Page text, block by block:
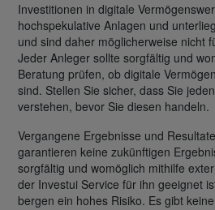
Investitionen in digitale
hochspekulative Anlagen und
und sind daher möglicherweise nicht
Jeder Anleger sollte sorgfältig und
Beratung prüfen, ob digitale
sind. Stellen Sie sicher, dass Sie
verstehen, bevor Sie diesen handeln.
Vergangene Ergebnisse und
garantieren keine zukünftigen
sorgfältig und womöglich mithilfe
der Investui Service für ihn geeignet
bergen ein hohes Risiko. Es gibt